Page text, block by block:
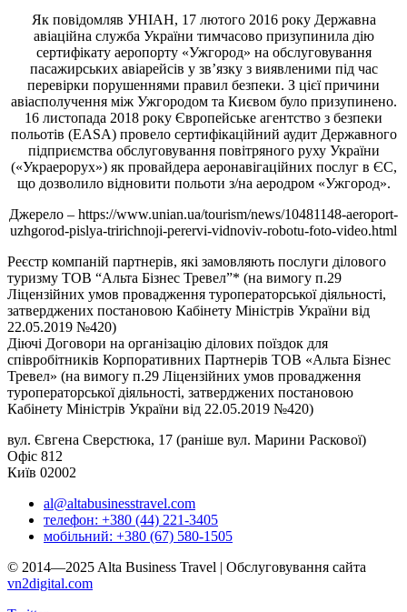
Як повідомляв УНІАН, 17 лютого 2016 року Державна
авіаційна служба України тимчасово призупинила дію
сертифікату аеропорту «Ужгород» на обслуговування
пасажирських авіарейсів у зв’язку з виявленими під час
перевірки порушеннями правил безпеки. З цієї причини
авіасполучення між Ужгородом та Києвом було призупинено.
16 листопада 2018 року Європейське агентство з безпеки
польотів (EASA) провело сертифікаційний аудит Державного
підприємства обслуговування повітряного руху України
(«Украерорух») як провайдера аеронавігаційних послуг в ЄС,
що дозволило відновити польоти з/на аеродром «Ужгород».
Джерело – https://www.unian.ua/tourism/news/10481148-aeroport-
uzhgorod-pislya-tririchnoji-perervi-vidnoviv-robotu-foto-video.html
Реєстр компаній партнерів, які замовляють послуги ділового
туризму ТОВ “Альта Бізнес Тревел”* (на вимогу п.29
Ліцензійних умов провадження туроператорської діяльності,
затверджених постановою Кабінету Міністрів України від
22.05.2019 №420)
Діючі Договори на організацію ділових поїздок для
співробітників Корпоративних Партнерів ТОВ «Альта Бізнес
Тревел» (на вимогу п.29 Ліцензійних умов провадження
туроператорської діяльності, затверджених постановою
Кабінету Міністрів України від 22.05.2019 №420)
вул. Євгена Сверстюка, 17 (раніше вул. Марини Раскової)
Офіс 812
Київ 02002
al@altabusinesstravel.com
телефон: +380 (44) 221-3405
мобільний: +380 (67) 580-1505
© 2014—2025 Alta Business Travel | Обслуговування сайта
vn2digital.com